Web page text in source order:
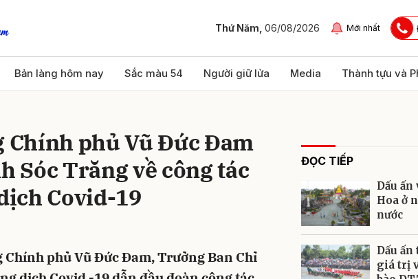
Thứ Năm, 06/08/2026 Mới nhất
Bản làng hôm nay Sắc màu 54 Người giữ lửa Media Thành tựu và
Chính phủ Vũ Đức Đam
Sóc Trăng về công tác
Covid-19
Chính phủ Vũ Đức Đam, Trưởng Ban Chỉ
ĐỌC TIẾP
Dấu
Hoa ở
nước
Dấu
giá trị
bình luận
Gửi